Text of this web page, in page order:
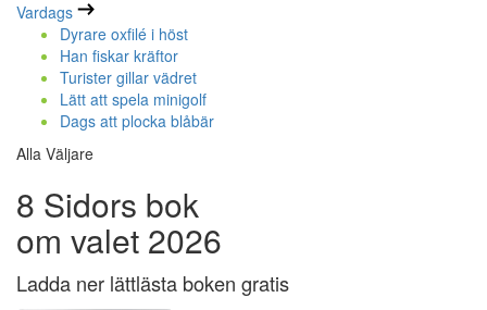
Vardags
Dyrare oxfilé i höst
Han fiskar kräftor
Turister gillar vädret
Lätt att spela minigolf
Dags att plocka blåbär
Alla Väljare
8 Sidors bok
om valet 2026
Ladda ner lättlästa boken gratis